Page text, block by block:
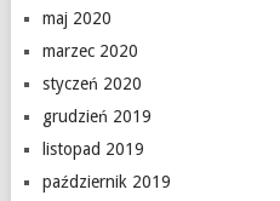
maj 2020
marzec 2020
styczeń 2020
grudzień 2019
listopad 2019
październik 2019